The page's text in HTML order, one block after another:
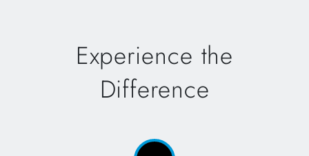
Experience the
Difference